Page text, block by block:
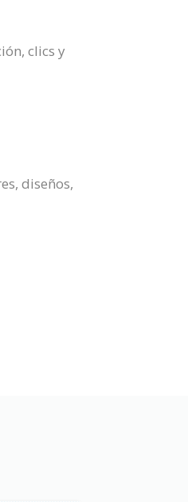
clics y
diseños,